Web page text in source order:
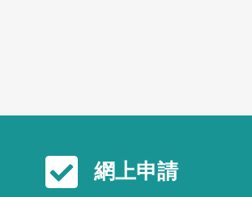
網上申請